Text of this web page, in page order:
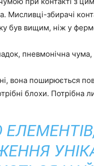
Мисливці-збирачі
був вищим, ніж у
пневмонічна
вона поширюється
блохи. Потрібна